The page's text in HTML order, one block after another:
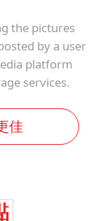
the pictures
by a user
platform
services.
佳